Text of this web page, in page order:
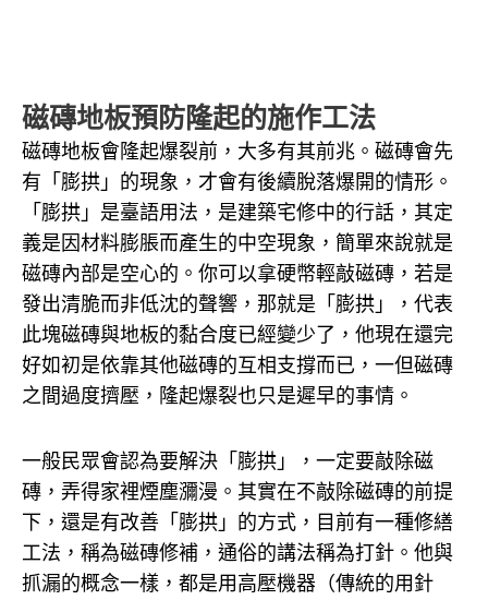
磁磚地板預防隆起的施作工法
磁磚地板會隆起爆裂前，大多有其前兆。磁磚會先
有「膨拱」的現象，才會有後續脫落爆開的情形。
「膨拱」是臺語用法，是建築宅修中的行話，其定
義是因材料膨脹而產生的中空現象，簡單來說就是
磁磚內部是空心的。你可以拿硬幣輕敲磁磚，若是
發出清脆而非低沈的聲響，那就是「膨拱」，代表
此塊磁磚與地板的黏合度已經變少了，他現在還完
好如初是依靠其他磁磚的互相支撐而已，一但磁磚
之間過度擠壓，隆起爆裂也只是遲早的事情。
一般民眾會認為要解決「膨拱」，一定要敲除磁
磚，弄得家裡煙塵瀰漫。其實在不敲除磁磚的前提
下，還是有改善「膨拱」的方式，目前有一種修繕
工法，稱為磁磚修補，通俗的講法稱為打針。他與
抓漏的概念一樣，都是用高壓機器（傳統的用針